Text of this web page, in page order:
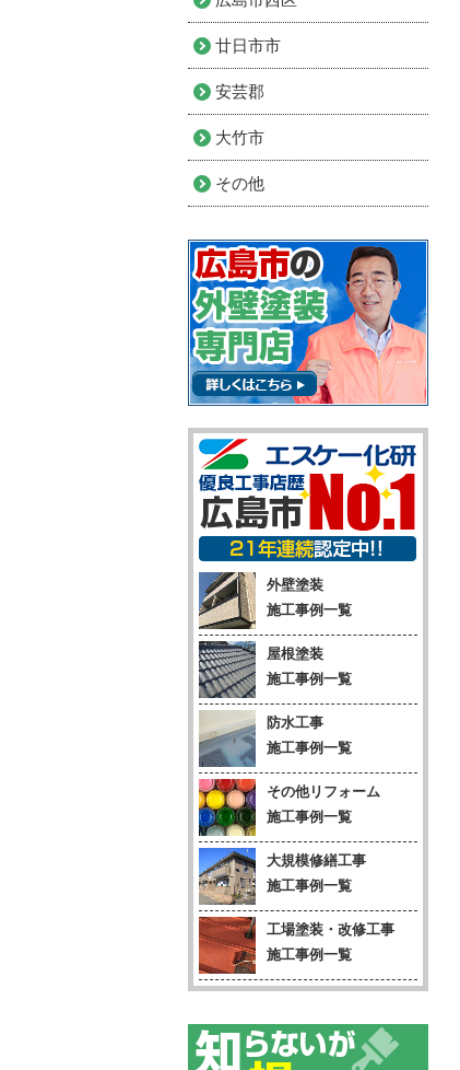
廿日市市
安芸郡
大竹市
その他
外壁塗装
施工事例一覧
屋根塗装
施工事例一覧
防水工事
施工事例一覧
その他リフォーム
施工事例一覧
大規模修繕工事
施工事例一覧
工場塗装・改修工事
施工事例一覧